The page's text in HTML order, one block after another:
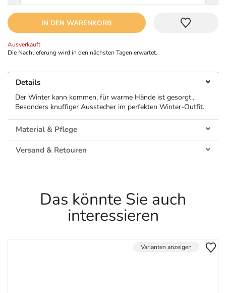
IN DEN WARENKORB
Ausverkauft
Die Nachlieferung wird in den nächsten Tagen erwartet.
Details
Der Winter kann kommen, für warme Hände ist gesorgt...
Besonders knuffiger Ausstecher im perfekten Winter-Outfit.
Material & Pflege
Versand & Retouren
Das könnte Sie auch
interessieren
Varianten anzeigen